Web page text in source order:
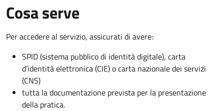
Cosa serve
Per accedere al servizio, assicurati di avere:
SPID (sistema pubblico di identità digitale), carta
d’identità elettronica (CIE) o carta nazionale dei servizi
(CNS)
tutta la documentazione prevista per la presentazione
della pratica.